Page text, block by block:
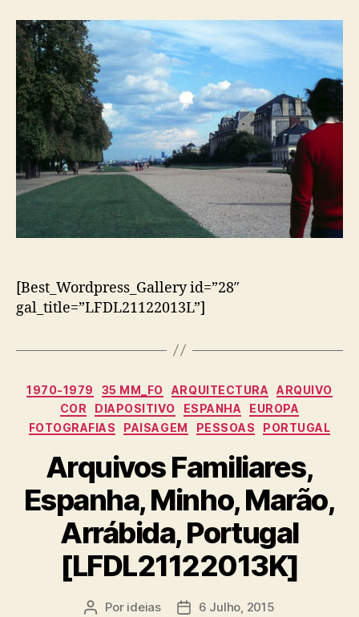
[Best_Wordpress_Gallery id=”28″
gal_title=”LFDL21122013L”]
Categorias
1970-1979 35 MM_FO ARQUITECTURA
ARQUIVO
COR
DIAPOSITIVO ESPANHA
EUROPA
FOTOGRAFIAS
PAISAGEM PESSOAS PORTUGAL
Arquivos Familiares,
Espanha, Minho, Marão,
Arrábida, Portugal
[LFDL21122013K]
Autor
Por ideias
Data6 Julho, 2015